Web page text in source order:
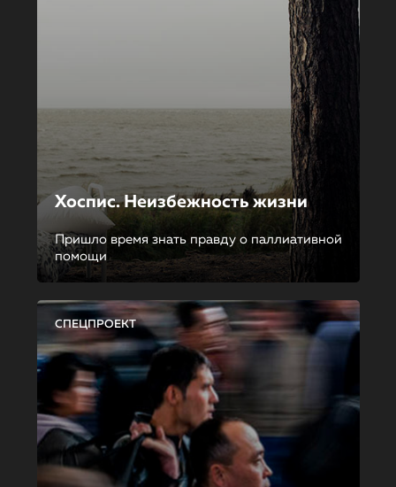
Хоспис. Неизбежность жизни
Пришло время знать правду о паллиативной
помощи
СПЕЦПРОЕКТ